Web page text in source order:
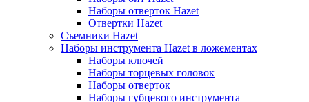
Наборы отверток Hazet
Отвертки Hazet
Съемники Hazet
Наборы инструмента Hazet в ложементах
Наборы ключей
Наборы торцевых головок
Наборы отверток
Наборы губцевого инструмента